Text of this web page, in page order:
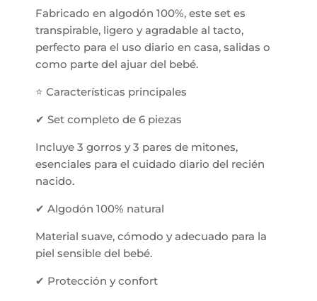
Fabricado en algodón 100%, este set es
transpirable, ligero y agradable al tacto,
perfecto para el uso diario en casa, salidas o
como parte del ajuar del bebé.
⭐ Características principales
✔ Set completo de 6 piezas
Incluye 3 gorros y 3 pares de mitones,
esenciales para el cuidado diario del recién
nacido.
✔ Algodón 100% natural
Material suave, cómodo y adecuado para la
piel sensible del bebé.
✔ Protección y confort